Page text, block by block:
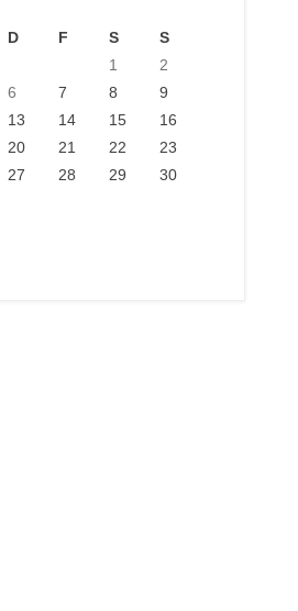
D F S
S
1
2
6 7 8
9
13 14 15
16
20 21 22
23
27 28 29
30